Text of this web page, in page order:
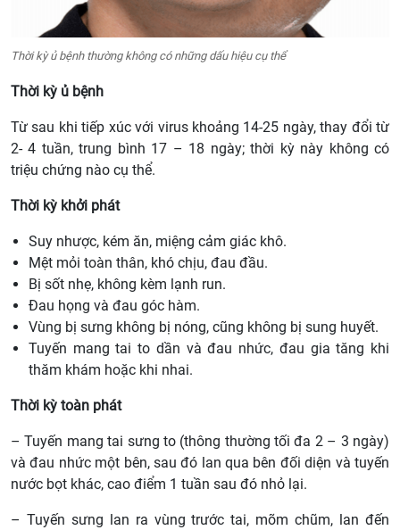
Thời kỳ ủ bệnh thường không có những dấu hiệu cụ thể
Thời kỳ ủ bệnh
Từ sau khi tiếp xúc với virus khoảng 14-25 ngày, thay đổi từ
2- 4 tuần, trung bình 17 – 18 ngày; thời kỳ này không có
triệu chứng nào cụ thể.
Thời kỳ khởi phát
Suy nhược, kém ăn, miệng cảm giác khô.
Mệt mỏi toàn thân, khó chịu, đau đầu.
Bị sốt nhẹ, không kèm lạnh run.
Đau họng và đau góc hàm.
Vùng bị sưng không bị nóng, cũng không bị sung huyết.
Tuyến mang tai to dần và đau nhức, đau gia tăng khi
thăm khám hoặc khi nhai.
Thời kỳ toàn phát
– Tuyến mang tai sưng to (thông thường tối đa 2 – 3 ngày)
và đau nhức một bên, sau đó lan qua bên đối diện và tuyến
nước bọt khác, cao điểm 1 tuần sau đó nhỏ lại.
– Tuyến sưng lan ra vùng trước tai, mõm chũm, lan đến